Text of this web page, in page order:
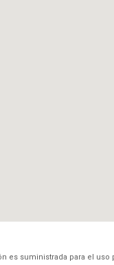
es suministrada para el